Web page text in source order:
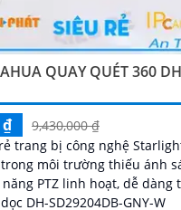
QUAY QUÉT 360
₫
9,430,000 ₫
trang bị công nghệ
môi trường thiếu ánh sáng
PTZ linh hoạt, dễ dàng
DH-SD29204DB-GNY-W